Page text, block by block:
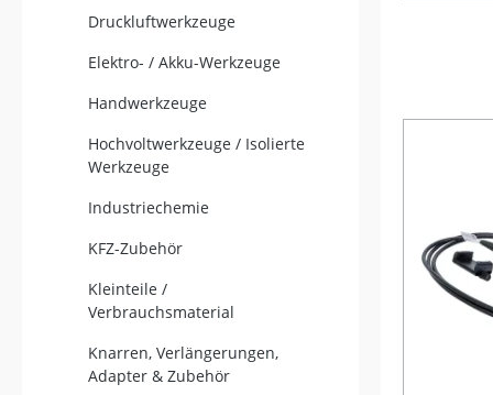
Druckluftwerkzeuge
Elektro- / Akku-Werkzeuge
Handwerkzeuge
Hochvoltwerkzeuge / Isolierte
Werkzeuge
Industriechemie
KFZ-Zubehör
Kleinteile /
Verbrauchsmaterial
Knarren, Verlängerungen,
Adapter & Zubehör